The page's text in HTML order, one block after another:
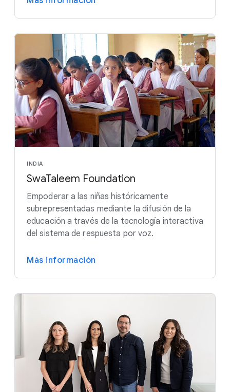
INDIA
SwaTaleem Foundation
Empoderar a las niñas históricamente
subrepresentadas mediante la difusión de la
educación a través de la tecnología interactiva
del sistema de respuesta por voz.
Más información